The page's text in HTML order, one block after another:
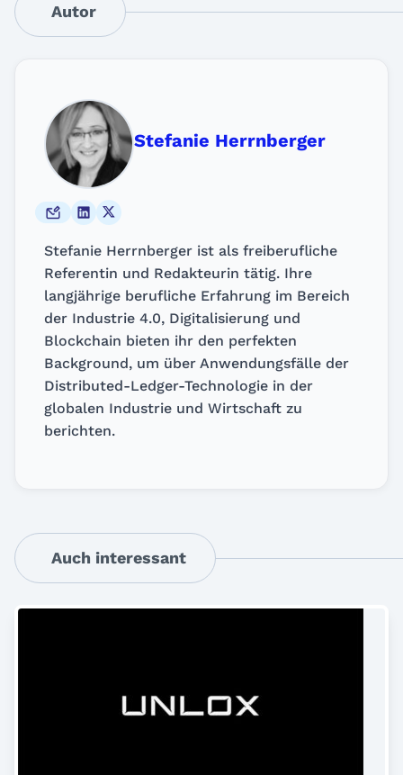
Autor
Stefanie Herrnberger
Stefanie Herrnberger ist als freiberufliche
Referentin und Redakteurin tätig. Ihre
langjährige berufliche Erfahrung im Bereich
der Industrie 4.0, Digitalisierung und
Blockchain bieten ihr den perfekten
Background, um über Anwendungsfälle der
Distributed-Ledger-Technologie in der
globalen Industrie und Wirtschaft zu
berichten.
Auch interessant